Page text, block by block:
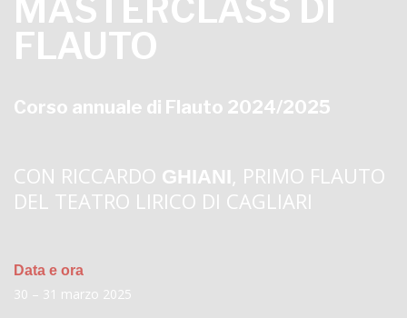
MASTERCLASS DI
FLAUTO
Corso annuale di Flauto 2024/2025
CON RICCARDO GHIANI, PRIMO FLAUTO
DEL TEATRO LIRICO DI CAGLIARI
Data e ora
30 – 31 marzo 2025